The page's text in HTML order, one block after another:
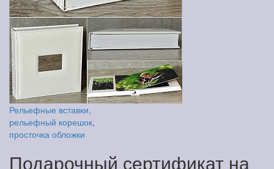
Рельефные вставки,
рельефный корешок,
просточка обложки
Подарочный сертификат на